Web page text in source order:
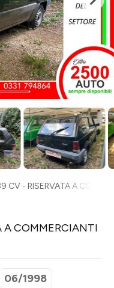
CV - RISERVATA A
A COMMERCIANTI
06/1998